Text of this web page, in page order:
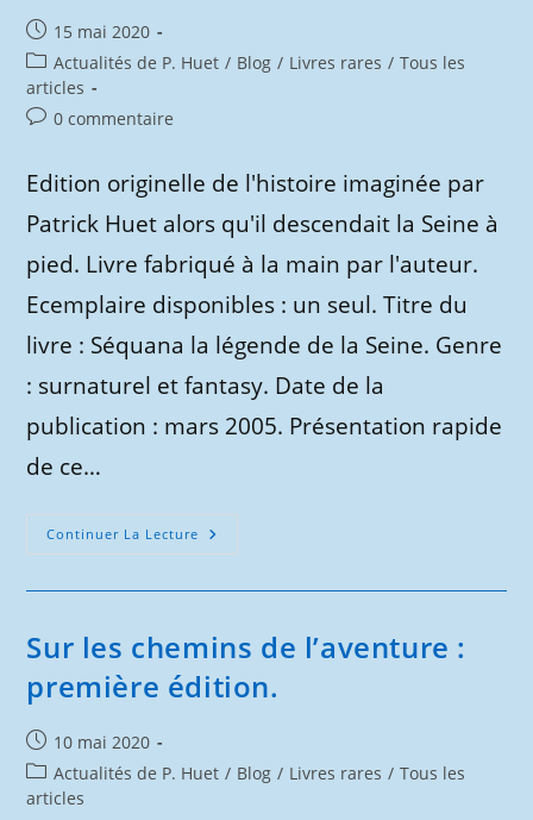
Publication
publiée :
15 mai 2020
Post
category:
Actualités de P. Huet / Blog / Livres rares / Tous les
articles
Commentaires
publication :
0 commentaire
Edition originelle de l'histoire imaginée par
Patrick Huet alors qu'il descendait la Seine à
pied. Livre fabriqué à la main par l'auteur.
Ecemplaire disponibles : un seul. Titre du
livre : Séquana la légende de la Seine. Genre
: surnaturel et fantasy. Date de la
publication : mars 2005. Présentation rapide
de ce…
Continuer La Lecture Séquana
La
Première
Sur les chemins de l’aventure :
première édition.
Publication
publiée :
10 mai 2020
Post
category:
Actualités de P. Huet / Blog / Livres rares / Tous les
articles